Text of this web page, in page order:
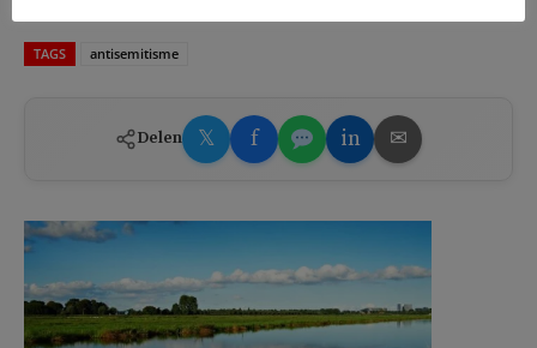
TAGS antisemitisme
Delen 𝕏 f in ✉